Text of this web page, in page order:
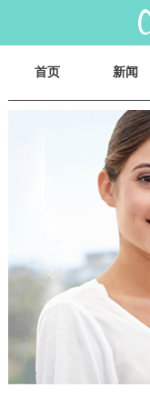
首页 新闻